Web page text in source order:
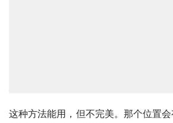
这种方法能用，但不完美。那个位置会